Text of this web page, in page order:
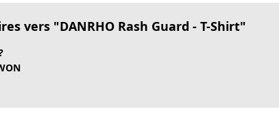
vers "DANRHO Rash Guard - T-Shirt"